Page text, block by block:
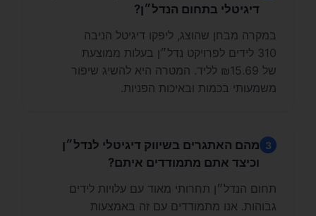
דיגיטלי בתחום הנדל״ן?
במקרה מבחן שהוצג, ליפקו דיגיטל הניבה
310 לידים לפרויקט נדל״ן בעלות ממוצעת
של ₪15.69 לליד. המטרה היא להשיג שיפור
משמעותי בכמות ובאיכות הפניות.
3 מהם האתגרים בשיווק דיגיטלי לנדל״ן
וכיצד אתם מתמודדים איתם?
תחום הנדל״ן תחרותי מאוד עם עלויות לידים
גבוהות. אנו מתמודדים עם זה באמצעות